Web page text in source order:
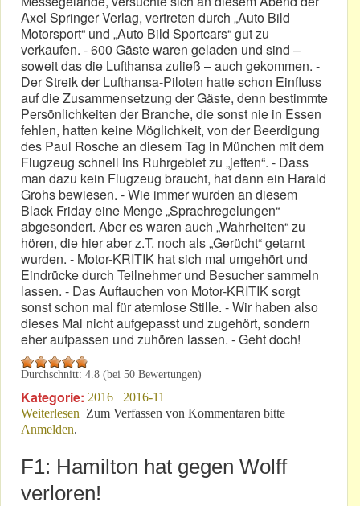
Axel Springer Verlag, vertreten durch „Auto Bild
Motorsport“ und „Auto Bild Sportcars“ gut zu
verkaufen. - 600 Gäste waren geladen und sind –
soweit das die Lufthansa zuließ – auch gekommen. -
Der Streik der Lufthansa-Piloten hatte schon Einfluss
auf die Zusammensetzung der Gäste, denn bestimmte
Persönlichkeiten der Branche, die sonst nie in Essen
fehlen, hatten keine Möglichkeit, von der Beerdigung
des Paul Rosche an diesem Tag in München mit dem
Flugzeug schnell ins Ruhrgebiet zu „jetten“. - Dass
man dazu kein Flugzeug braucht, hat dann ein Harald
Grohs bewiesen. - Wie immer wurden an diesem
Black Friday eine Menge „Sprachregelungen“
abgesondert. Aber es waren auch „Wahrheiten“ zu
hören, die hier aber z.T. noch als „Gerücht“ getarnt
wurden. - Motor-KRITIK hat sich mal umgehört und
Eindrücke durch Teilnehmer und Besucher sammeln
lassen. - Das Auftauchen von Motor-KRITIK sorgt
sonst schon mal für atemlose Stille. - Wir haben also
dieses Mal nicht aufgepasst und zugehört, sondern
eher aufpassen und zuhören lassen. - Geht doch!
Durchschnitt: 4.8 (bei 50 Bewertungen)
Kategorie: 2016
2016-11
Weiterlesen über Black Friday: Auftakt Essen Motor-Show
Zum Verfassen von Kommentaren bitte
Anmelden.
F1: Hamilton hat gegen Wolff
verloren!